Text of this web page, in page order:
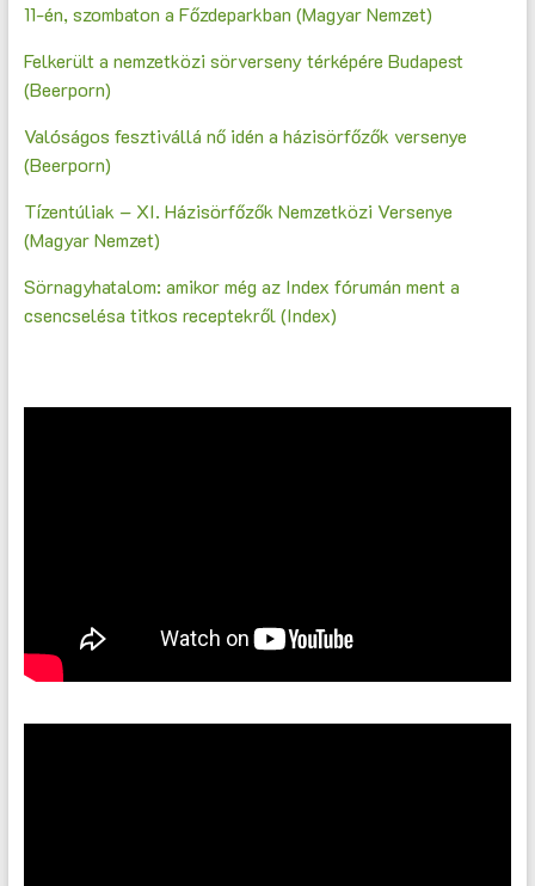
11-én, szombaton a Főzdeparkban (Magyar Nemzet)
Felkerült a nemzetközi sörverseny térképére Budapest
(Beerporn)
Valóságos fesztivállá nő idén a házisörfőzők versenye
(Beerporn)
Tízentúliak – XI. Házisörfőzők Nemzetközi Versenye
(Magyar Nemzet)
Sörnagyhatalom: amikor még az Index fórumán ment a
csencselésa titkos receptekről (Index)